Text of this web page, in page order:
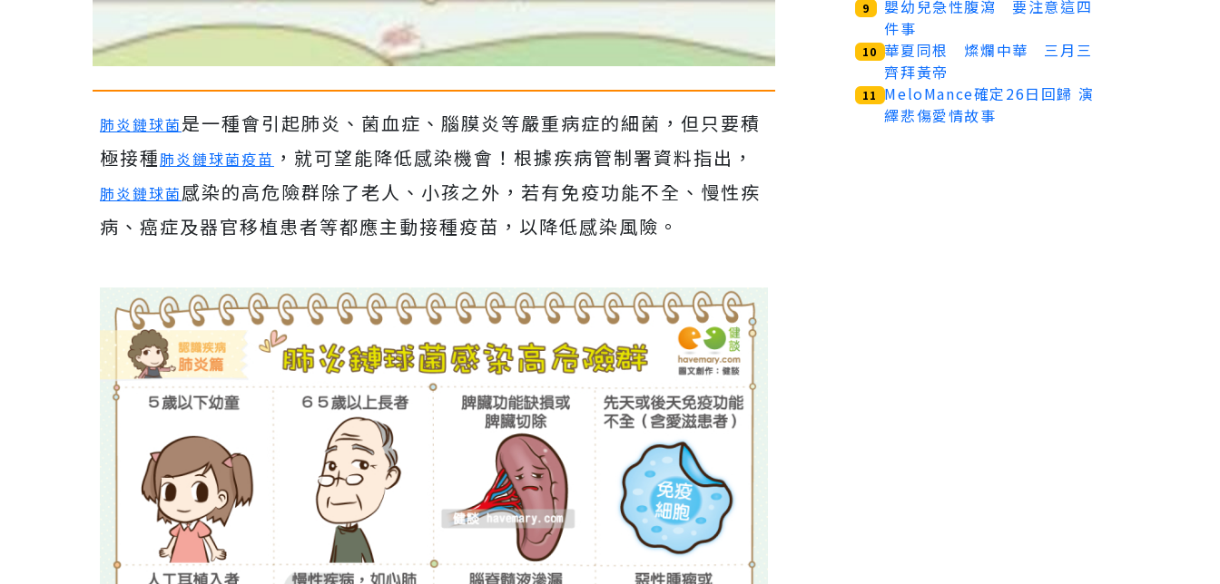
肺炎鏈球菌是一種會引起肺炎、菌血症、腦膜炎等嚴重病症的細菌，但只要積
極接種肺炎鏈球菌疫苗 ，就可望能降低感染機會！根據疾病管制署資料指出，
肺炎鏈球菌感染的高危險群除了老人、小孩之外，若有免疫功能不全、慢性疾
病、癌症及器官移植患者等都應主動接種疫苗，以降低感染風險。
9
嬰幼兒急性腹瀉 要注意這四
件事
10 華夏同根 燦爛中華 三月三
齊拜黃帝
11
MeloMance確定26日回歸 演
繹悲傷愛情故事